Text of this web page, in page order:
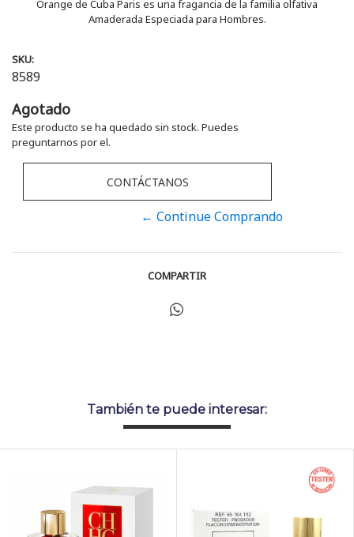
Orange de Cuba Paris es una fragancia de la familia olfativa
Amaderada Especiada para Hombres.
SKU:
8589
Agotado
Este producto se ha quedado sin stock. Puedes
preguntarnos por el.
CONTÁCTANOS
← Continue Comprando
COMPARTIR
También te puede interesar: